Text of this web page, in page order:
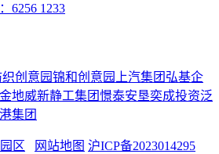
6256 1233
创意园锦和创意园 上汽集团 弘基企
金地威新静工集团憬泰安垦奕成投资泛
集团
区 网站地图 沪ICP备2023014295